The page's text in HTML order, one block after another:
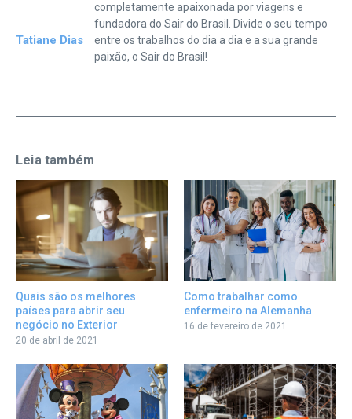
Tatiane Dias
completamente apaixonada por viagens e
fundadora do Sair do Brasil. Divide o seu tempo
entre os trabalhos do dia a dia e a sua grande
paixão, o Sair do Brasil!
Leia também
Quais são os melhores
países para abrir seu
negócio no Exterior
20 de abril de 2021
Como trabalhar como
enfermeiro na Alemanha
16 de fevereiro de 2021